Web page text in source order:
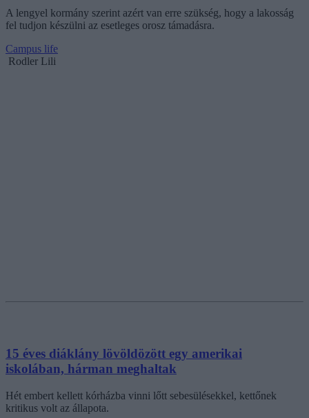
A lengyel kormány szerint azért van erre szükség, hogy a lakosság
fel tudjon készülni az esetleges orosz támadásra.
Campus life
Rodler Lili
15 éves diáklány lövöldözött egy amerikai
iskolában, hárman meghaltak
Hét embert kellett kórházba vinni lőtt sebesülésekkel, kettőnek
kritikus volt az állapota.